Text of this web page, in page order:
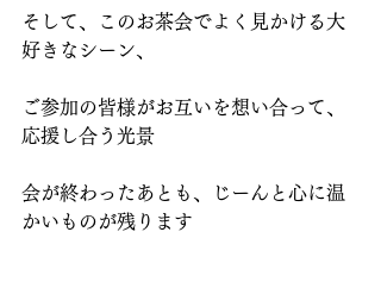
そして、このお茶会でよく見かける大
好きなシーン、
ご参加の皆様がお互いを想い合って、
応援し合う光景
会が終わったあとも、じーんと心に温
かいものが残ります